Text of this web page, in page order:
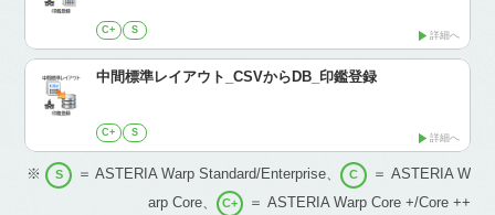
C+ S 詳細へ
中間標準レイアウト_CSVからDB_印鑑登録
C+ S 詳細へ
※ S ＝ ASTERIA Warp Standard/Enterprise、 C
＝ ASTERIA W
arp Core、
C+
＝ ASTERIA Warp Core +/Core ++